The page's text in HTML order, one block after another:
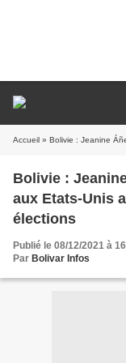
Accueil » Bolivie : Jeanine Áñez a
Bolivie :
aux Etats-Unis
élections
Publié le 08/12/2021 à
Par Bolivar Infos